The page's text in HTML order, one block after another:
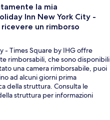
la mia
Inn New York City -
ricevere un rimborso
- Times Square by IHG offre
rimborsabili, che sono disponibili
una camera rimborsabile, puoi
ad alcuni giorni prima
della struttura. Consulta le
struttura per informazioni